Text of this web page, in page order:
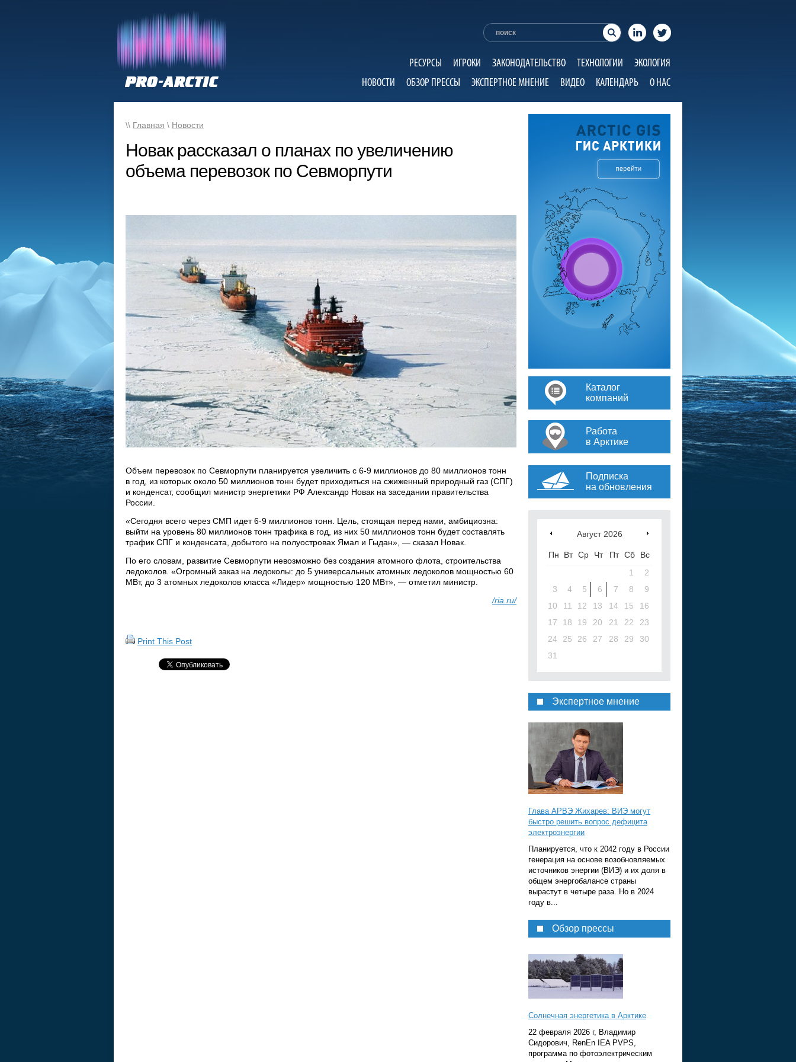
РЕСУРСЫ ИГРОКИ ЗАКОНОДАТЕЛЬСТВО ТЕХНОЛОГИИ
ЭКОЛОГИЯ
НОВОСТИ
ОБЗОР ПРЕССЫ ЭКСПЕРТНОЕ МНЕНИЕ ВИДЕО КАЛЕНДАРЬ О НАС
\\ Главная \ Новости
Новак рассказал о планах по увеличению
объема перевозок по Севморпути
Объем перевозок по Севморпути планируется увеличить с 6-9 миллионов до 80 миллионов тонн
в год, из которых около 50 миллионов тонн будет приходиться на сжиженный природный газ (СПГ)
и конденсат, сообщил министр энергетики РФ Александр Новак на заседании правительства
России.
«Сегодня всего через СМП идет 6-9 миллионов тонн. Цель, стоящая перед нами, амбициозна:
выйти на уровень 80 миллионов тонн трафика в год, из них 50 миллионов тонн будет составлять
трафик СПГ и конденсата, добытого на полуостровах Ямал и Гыдан», — сказал Новак.
По его словам, развитие Севморпути невозможно без создания атомного флота, строительства
ледоколов. «Огромный заказ на ледоколы: до 5 универсальных атомных ледоколов мощностью 60
МВт, до 3 атомных ледоколов класса «Лидер» мощностью 120 МВт», — отметил министр.
/ria.ru/
Print This Post
Каталог
компаний
Работа
в Арктике
Подписка
на обновления
Август 2026
Пн Вт Ср Чт Пт Сб
Вс
1
2
3
4 5 6 7 8
9
10
11 12 13 14 15
16
17
18 19 20 21 22
23
24
25 26 27 28 29
30
31
Экспертное мнение
Глава АРВЭ Жихарев: ВИЭ могут
быстро решить вопрос дефицита
электроэнергии
Планируется, что к 2042 году в России
генерация на основе возобновляемых
источников энергии (ВИЭ) и их доля в
общем энергобалансе страны
вырастут в четыре раза. Но в 2024
году в...
Обзор прессы
Солнечная энергетика в Арктике
22 февраля 2026 г, Владимир
Сидорович, RenEn IEA PVPS,
программа по фотоэлектрическим